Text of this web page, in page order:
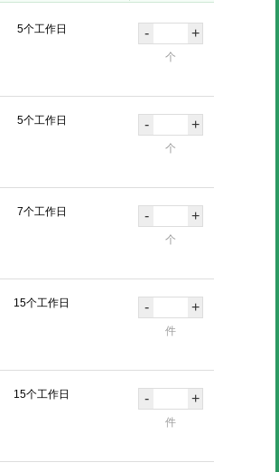
5个工作日 - +
个
5个工作日 - +
个
7个工作日 - +
个
15个工作日 - +
件
15个工作日 - +
件